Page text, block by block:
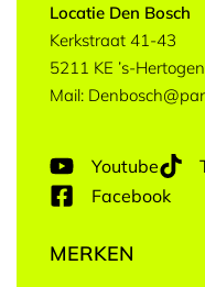
Locatie Den Bosch
Kerkstraat 41-43
5211 KE ’s-
Mail:
Youtube
Facebook
MERKEN